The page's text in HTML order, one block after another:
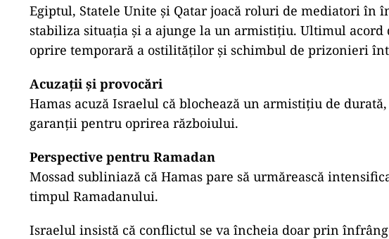
Egiptul, Statele Unite și Qatar joacă roluri de mediatori în
stabiliza situația și a ajunge la un armistițiu. Ultimul acord
oprire temporară a ostilităților și schimbul de prizonieri
Acuzații și provocări
Hamas acuză Israelul că blochează un armistițiu de
garanții pentru oprirea războiului.
Perspective pentru Ramadan
Mossad subliniază că Hamas pare să urmărească
timpul Ramadanului.
Israelul insistă că conflictul se va încheia doar prin